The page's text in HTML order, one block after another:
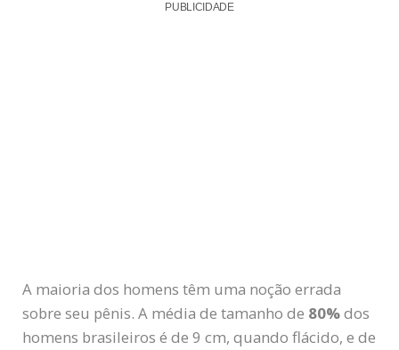
PUBLICIDADE
A maioria dos homens têm uma noção errada
sobre seu pênis. A média de tamanho de 80%dos
homens brasileiros é de 9 cm, quando flácido, e de